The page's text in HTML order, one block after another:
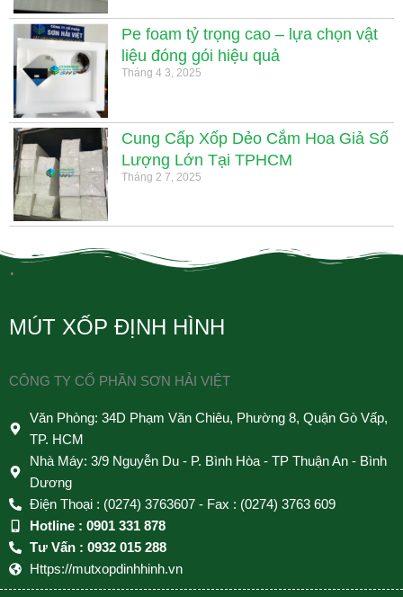
Pe foam tỷ trọng cao – lựa chọn vật
liệu đóng gói hiệu quả
Tháng 4 3, 2025
Cung Cấp Xốp Dẻo Cắm Hoa Giả Số
Lượng Lớn Tại TPHCM
Tháng 2 7, 2025
.
MÚT XỐP ĐỊNH HÌNH
CÔNG TY CỔ PHẦN SƠN HẢI VIỆT
Văn Phòng: 34D Phạm Văn Chiêu, Phường 8, Quận Gò Vấp,
TP. HCM
Nhà Máy: 3/9 Nguyễn Du - P. Bình Hòa - TP Thuận An - Bình
Dương
Điện Thoại : (0274) 3763607 - Fax : (0274) 3763 609
Hotline : 0901 331 878
Tư Vấn : 0932 015 288
Https://mutxopdinhhinh.vn